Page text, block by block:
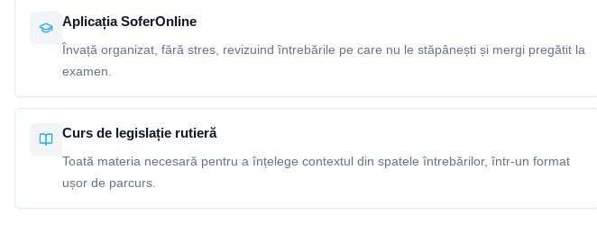
Aplicația SoferOnline
Învață organizat, fără stres, revizuind întrebările pe care nu le stăpânești și mergi pregătit la
examen.
Curs de legislație rutieră
Toată materia necesară pentru a înțelege contextul din spatele întrebărilor, într-un format
ușor de parcurs.